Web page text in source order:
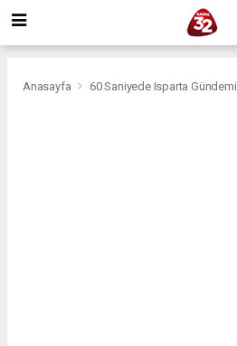
Anasayfa 60 Saniyede Isparta Gündemi